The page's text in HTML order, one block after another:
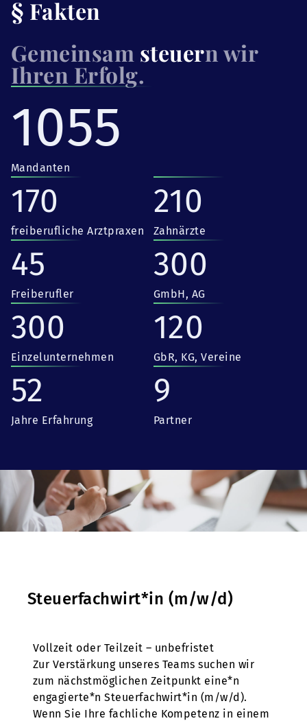
§ Fakten
Gemeinsam steuern wir
Ihren Erfolg.
1055
Mandanten
170
freiberufliche Arztpraxen
210
Zahnärzte
45
Freiberufler
300
GmbH, AG
300
Einzelunternehmen
120
GbR, KG, Vereine
52
Jahre Erfahrung
9
Partner
Steuerfachwirt*in (m/w/d)
Vollzeit oder Teilzeit – unbefristet
Zur Verstärkung unseres Teams suchen wir
zum nächstmöglichen Zeitpunkt eine*n
engagierte*n Steuerfachwirt*in (m/w/d).
Wenn Sie Ihre fachliche Kompetenz in einem